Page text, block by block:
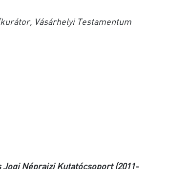
Vásárhelyi Testamentum
Jogi Néprajzi Kutatócsoport (2011-